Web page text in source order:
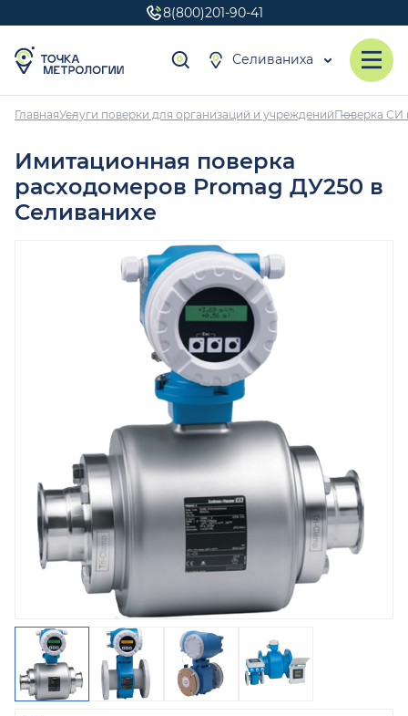
8(800)201-90-41
Селиваниха
ГлавнаяУслуги поверки для организаций и учрежденийПоверка СИ
Имитационная поверка
расходомеров Promag ДУ250 в
Селиванихе